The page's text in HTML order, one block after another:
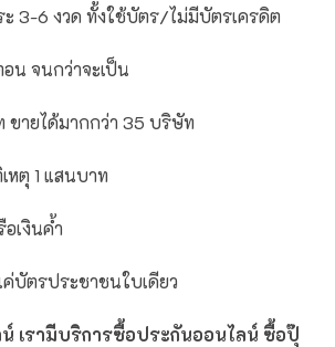
3-6 งวด ทั้งใช้บัตร/ไม่มีบัตรเครดิต
น จนกว่าจะเป็น
ขายได้มากกว่า 35 บริษัท
ตุ 1 แสนบาท
เงินค้ำ
บัตรประชาชนใบเดียว
เรามีบริการซื้อประกันออนไลน์ ซื้อปุ๊